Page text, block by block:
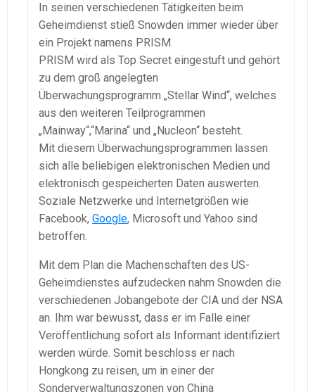
In seinen verschiedenen Tätigkeiten beim
Geheimdienst stieß Snowden immer wieder über
ein Projekt namens PRISM.
PRISM wird als Top Secret eingestuft und gehört
zu dem groß angelegten
Überwachungsprogramm „Stellar Wind“, welches
aus den weiteren Teilprogrammen
„Mainway“,“Marina“ und „Nucleon“ besteht.
Mit diesem Überwachungsprogrammen lassen
sich alle beliebigen elektronischen Medien und
elektronisch gespeicherten Daten auswerten.
Soziale Netzwerke und Internetgrößen wie
Facebook, Google, Microsoft und Yahoo sind
betroffen.
Mit dem Plan die Machenschaften des US-
Geheimdienstes aufzudecken nahm Snowden die
verschiedenen Jobangebote der CIA und der NSA
an. Ihm war bewusst, dass er im Falle einer
Veröffentlichung sofort als Informant identifiziert
werden würde. Somit beschloss er nach
Hongkong zu reisen, um in einer der
Sonderverwaltungszonen von China